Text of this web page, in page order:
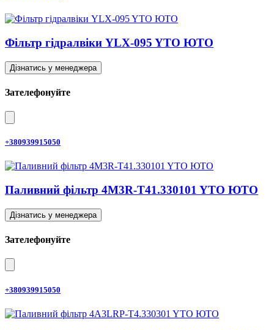
Фільтр гідралвіки YLX-095 YTO ЮТО
Дізнатись у менеджера
Зателефонуйте
+380939915050
Паливний фільтр 4M3R-T41.330101 YTO ЮТО
Дізнатись у менеджера
Зателефонуйте
+380939915050